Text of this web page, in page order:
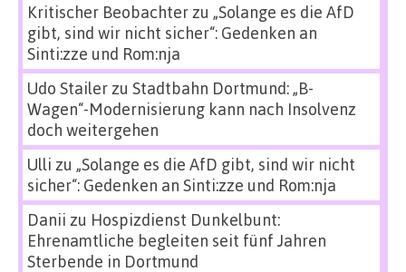
Kritischer Beobachterzu „Solange es die AfD
gibt, sind wir nicht sicher“: Gedenken an
Sinti:zze und Rom:nja
Udo Stailerzu Stadtbahn Dortmund: „B-
Wagen“-Modernisierung kann nach Insolvenz
doch weitergehen
Ulli zu „Solange es die AfD gibt, sind wir nicht
sicher“: Gedenken an Sinti:zze und Rom:nja
Danii zu Hospizdienst Dunkelbunt:
Ehrenamtliche begleiten seit fünf Jahren
Sterbende in Dortmund